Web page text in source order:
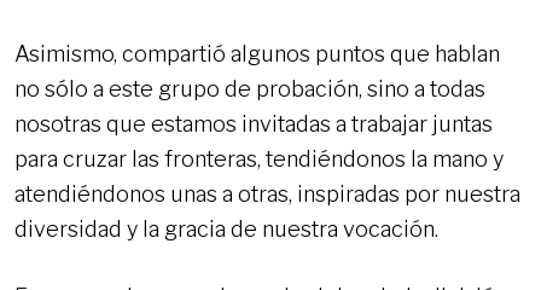
Asimismo, compartió algunos puntos que hablan
no sólo a este grupo de probación, sino a todas
nosotras que estamos invitadas a trabajar juntas
para cruzar las fronteras, tendiéndonos la mano y
atendiéndonos unas a otras, inspiradas por nuestra
diversidad y la gracia de nuestra vocación.